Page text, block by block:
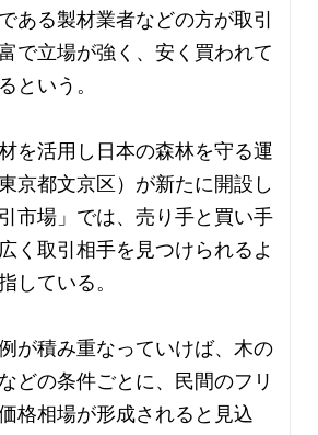
ある製材業者などの方が取引
で立場が強く、安く買われて
という。
を活用し日本の森林を守る運
京都文京区）が新たに開設し
市場」では、売り手と買い手
く取引相手を見つけられるよ
している。
が積み重なっていけば、木の
どの条件ごとに、民間のフリ
格相場が形成されると見込